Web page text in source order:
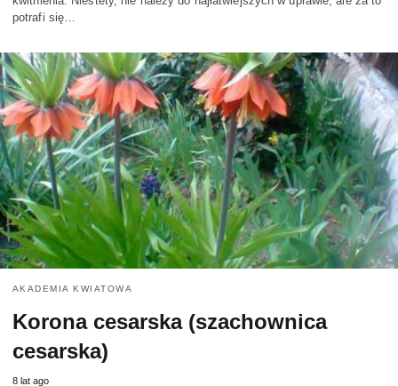
potrafi się…
AKADEMIA KWIATOWA
Korona cesarska (szachownica
cesarska)
8 lat ago